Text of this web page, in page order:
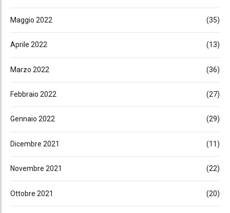
Maggio 2022 (35)
Aprile 2022 (13)
Marzo 2022 (36)
Febbraio 2022 (27)
Gennaio 2022 (29)
Dicembre 2021 (11)
Novembre 2021 (22)
Ottobre 2021 (20)